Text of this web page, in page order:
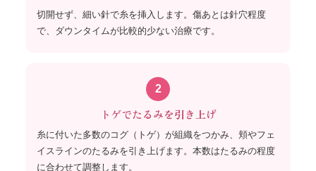
切開せず、細い針で糸を挿入します。傷あとは針穴程度
で、ダウンタイムが比較的少ない治療です。
2
トゲでたるみを引き上げ
糸に付いた多数のコグ（トゲ）が組織をつかみ、頬やフェ
イスラインのたるみを引き上げます。本数はたるみの程度
に合わせて調整します。